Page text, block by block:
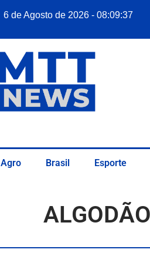
6 de Agosto de 2026 - 08:09:38
Agro Brasil Esporte